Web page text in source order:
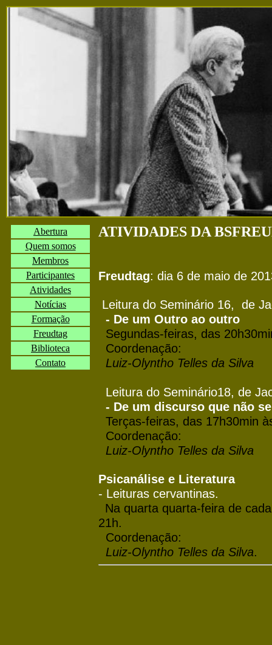
Abertura
Quem somos
Membros
Participantes
Atividades
Notícias
Formação
Freudtag
Biblioteca
Contato
ATIVIDADES DA
Freudtag: dia 6 de maio de
Leitura do Seminário 16,
de
- De um Outro ao outro
Segundas-feiras, das
Coordenação:
Luiz-Olyntho Telles da Silva
Leitura do Seminário18, de
- De um discurso que não
Terças-feiras, das 17h30min
Coordenação:
Luiz-Olyntho Telles da Silva
Psicanálise e Literatura
- Leituras cervantinas.
Na quarta quarta-feira de
21h.
Coordenação:
Luiz-Olyntho Telles da Silva.